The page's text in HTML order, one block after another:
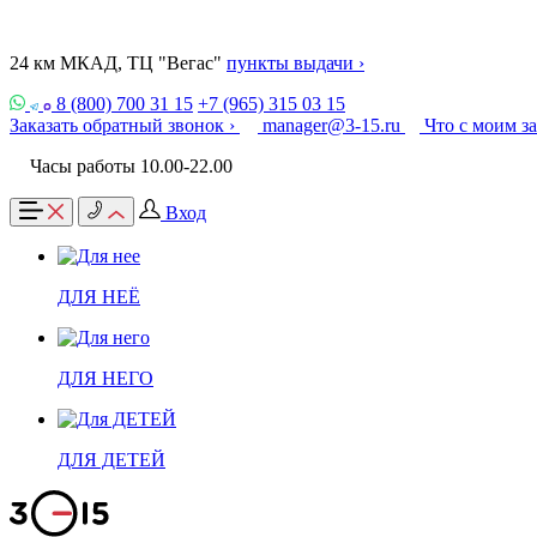
24 км МКАД, ТЦ "Вегас" пункты выдачи ›
8 (800) 700 31 15 +7 (965) 315 03 15
Заказать обратный звонок ›
manager@3-15.ru
Что с моим
Часы работы 10.00-22.00
Вход
ДЛЯ НЕЁ
ДЛЯ НЕГО
ДЛЯ ДЕТЕЙ